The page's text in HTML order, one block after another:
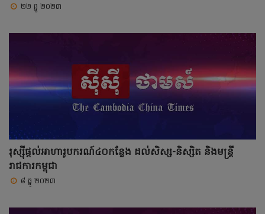
២២ ធ្នូ ២០២៣
រុស្ស៊ីផ្ដល់អាហារូបករណ៍៤០កន្លែង ដល់សិស្ស-និស្សិត និងមន្ត្រី
រាជការកម្ពុជា
៨ ធ្នូ ២០២៣